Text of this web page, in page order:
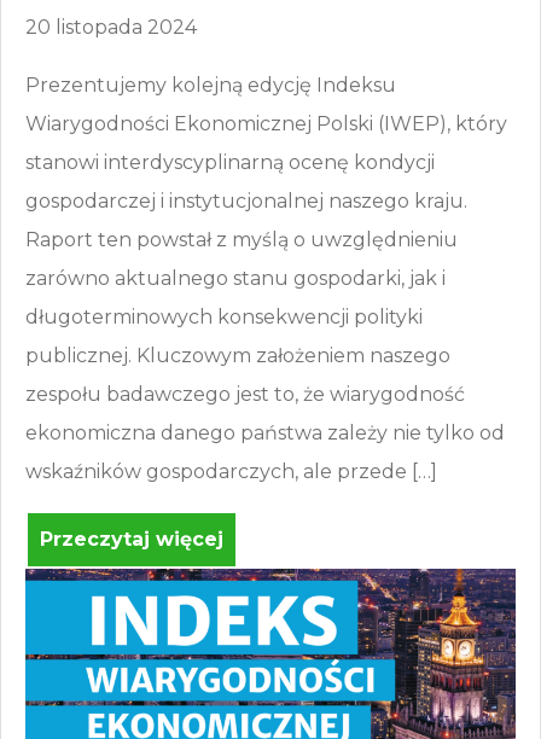
20 listopada 2024
Prezentujemy kolejną edycję Indeksu
Wiarygodności Ekonomicznej Polski (IWEP), który
stanowi interdyscyplinarną ocenę kondycji
gospodarczej i instytucjonalnej naszego kraju.
Raport ten powstał z myślą o uwzględnieniu
zarówno aktualnego stanu gospodarki, jak i
długoterminowych konsekwencji polityki
publicznej. Kluczowym założeniem naszego
zespołu badawczego jest to, że wiarygodność
ekonomiczna danego państwa zależy nie tylko od
wskaźników gospodarczych, ale przede […]
Przeczytaj więcej